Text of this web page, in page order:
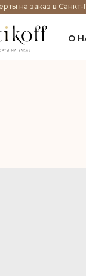
на заказ в
О